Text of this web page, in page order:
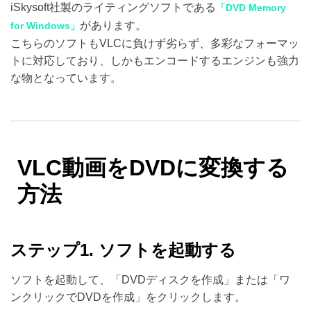
iSkysoft社製のライティングソフトである
「DVD Memory
for Windows」 があります。
こちらのソフトもVLCに負けず劣らず、多彩なフォーマッ
トに対応しており、しかもエンコードするエンジンも強力
な物となっています。
VLC動画をDVDに変換する
方法
ステップ1. ソフトを起動する
ソフトを起動して、「DVDディスクを作成」または「ワ
ンクリックでDVDを作成」をクリックします。